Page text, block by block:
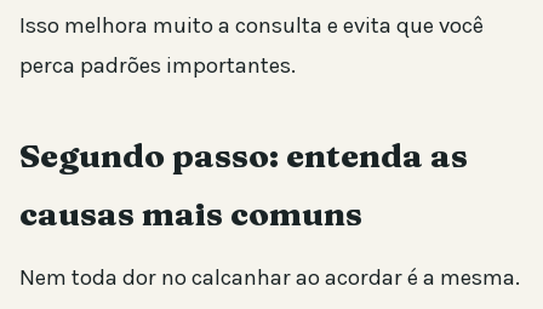
Isso melhora muito a consulta e evita que você
perca padrões importantes.
Segundo passo: entenda as
causas mais comuns
Nem toda dor no calcanhar ao acordar é a mesma.